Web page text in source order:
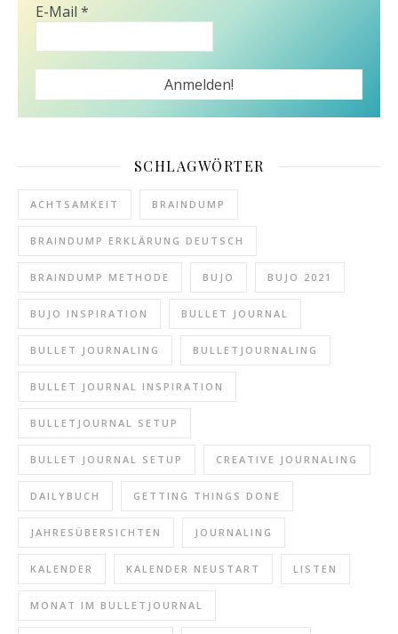
E-Mail *
SCHLAGWÖRTER
ACHTSAMKEIT BRAINDUMP
BRAINDUMP ERKLÄRUNG DEUTSCH
BRAINDUMP METHODE BUJO BUJO 2021
BUJO INSPIRATION BULLET JOURNAL
BULLET JOURNALING BULLETJOURNALING
BULLET JOURNAL INSPIRATION
BULLETJOURNAL SETUP
BULLET JOURNAL SETUP CREATIVE JOURNALING
DAILYBUCH GETTING THINGS DONE
JAHRESÜBERSICHTEN JOURNALING
KALENDER KALENDER NEUSTART LISTEN
MONAT IM BULLETJOURNAL